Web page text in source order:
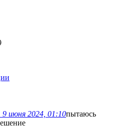
июня 2024, 01:10пытаюсь